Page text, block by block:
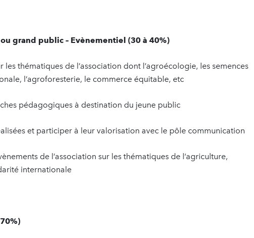
grand public – Evènementiel (30 à 40%)
thématiques de l’association dont l’agroécologie, les semences
l’agroforesterie, le commerce équitable, etc
pédagogiques à destination du jeune public
et participer à leur valorisation avec le pôle communication
de l’association sur les thématiques de l’agriculture,
internationale